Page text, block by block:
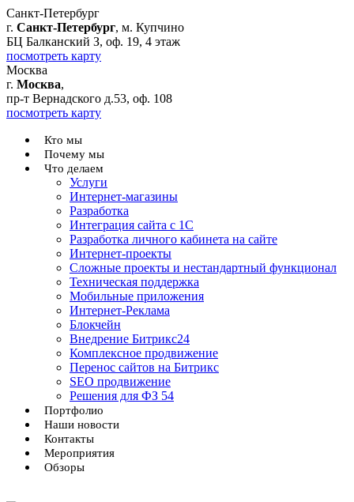
Санкт-Петербург
г. Санкт-Петербург, м. Купчино
БЦ Балканский З, оф. 19, 4 этаж
посмотреть карту
Москва
г. Москва,
пр-т Вернадского д.53, оф. 108
посмотреть карту
Кто мы
Почему мы
Что делаем
Услуги
Интернет-магазины
Разработка
Интеграция сайта с 1С
Разработка личного кабинета на сайте
Интернет-проекты
Сложные проекты и нестандартный функционал
Teхническая поддержка
Мобильные приложения
Интернет-Реклама
Блокчейн
Внедрение Битрикс24
Комплексное продвижение
Перенос сайтов на Битрикс
SEO продвижение
Решения для ФЗ 54
Портфолио
Наши новости
Контакты
Мероприятия
Обзоры